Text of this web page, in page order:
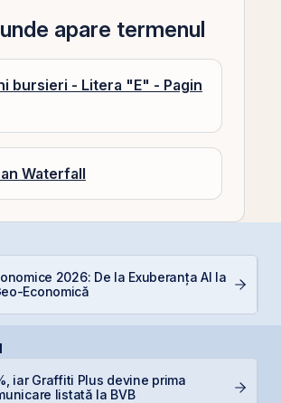
apare termenul
bursieri - Litera "E" - Pagin
Waterfall
2026: De la Exuberanța AI la
Economică
iar Graffiti Plus devine prima
listată la BVB